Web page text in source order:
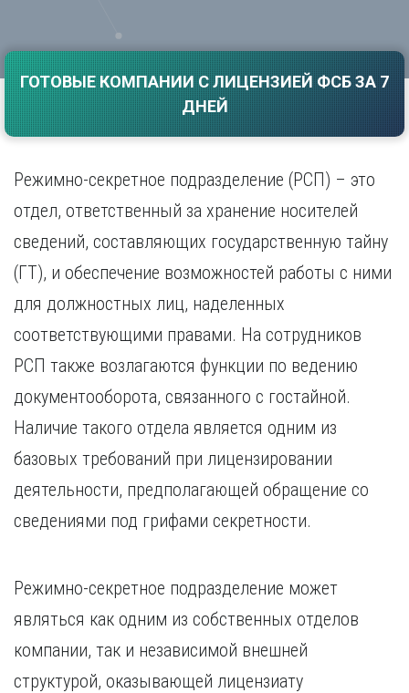
Иваново
Ижевск
Иркутск
К
Калининград
Кемерово
Киров
Краснодар
Курган
Курск
Л
Липецк
М
Магнитогорск
Махачкала
Мурманск
Н
Нижний Тагил
Новокузнецк
Т
Тамбов
Томск
Тюмень
У
Улан-Удэ
Ульяновск
Хабаровск
Чебоксары
Челябинск
Череповец
Чита
Ярославль
ГОТОВЫЕ КОМПАНИИ С ЛИЦЕНЗИЕЙ ФСБ ЗА 7
ДНЕЙ
Режимно-секретное подразделение (РСП) – это
отдел, ответственный за хранение носителей
сведений, составляющих государственную тайну
(ГТ), и обеспечение возможностей работы с ними
для должностных лиц, наделенных
соответствующими правами. На сотрудников
РСП также возлагаются функции по ведению
документооборота, связанного с гостайной.
Наличие такого отдела является одним из
базовых требований при лицензировании
деятельности, предполагающей обращение со
сведениями под грифами секретности.
Режимно-секретное подразделение может
являться как одним из собственных отделов
компании, так и независимой внешней
структурой, оказывающей лицензиату